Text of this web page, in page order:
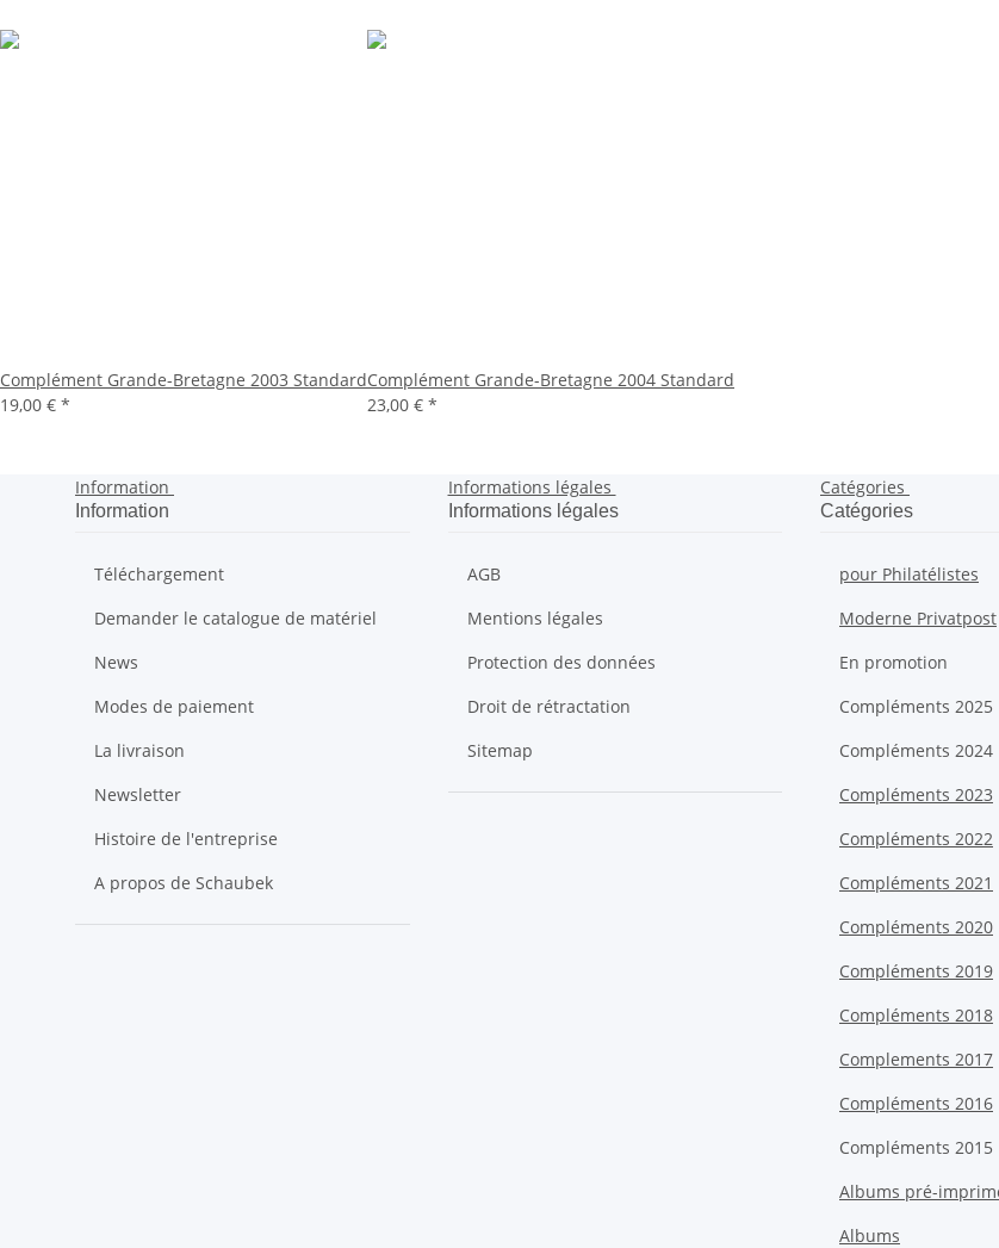
Complément Grande-Bretagne 2003 Standard
19,00 € *
Complément Grande-Bretagne 2004 Standard
23,00 € *
Information
Information
Téléchargement
Demander le catalogue de matériel
News
Modes de paiement
La livraison
Newsletter
Histoire de l'entreprise
A propos de Schaubek
Informations légales
Informations légales
AGB
Mentions légales
Protection des données
Droit de rétractation
Sitemap
Catégories
Catégories
pour Philatélistes
Moderne Privatpost
En promotion
Compléments 2025
Compléments 2024
Compléments 2023
Compléments 2022
Compléments 2021
Compléments 2020
Compléments 2019
Compléments 2018
Complements 2017
Compléments 2016
Compléments 2015
Albums pré-
Albums